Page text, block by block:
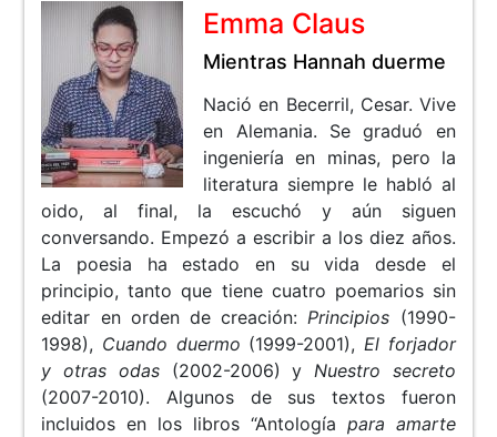
Emma Claus
Mientras Hannah duerme
Nació en Becerril, Cesar. Vive
en Alemania. Se graduó en
ingeniería en minas, pero la
literatura siempre le habló al
oido, al final, la escuchó y aún siguen
conversando. Empezó a escribir a los diez años.
La poesia ha estado en su vida desde el
principio, tanto que tiene cuatro poemarios sin
editar en orden de creación:Principios (1990-
1998), Cuando duermo (1999-2001), El forjador
y otras odas(2002-2006) y Nuestro secreto
(2007-2010). Algunos de sus textos fueron
incluidos en los libros “Antología para amarte